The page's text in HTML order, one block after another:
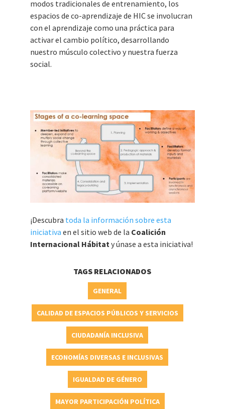
modos tradicionales de entrenamiento, los
espacios de co-aprendizaje de HIC se involucran
con el aprendizaje como una práctica para
activar el cambio político, desarrollando
nuestro músculo colectivo y nuestra fuerza
social.
¡Descubra toda la información sobre esta
iniciativa en el sitio web de la Coalición
Internacional Hábitat y únase a esta iniciativa!
TAGS RELACIONADOS
GENERAL
CALIDAD DE ESPACIOS PÚBLICOS Y SERVICIOS
CIUDADANÍA INCLUSIVA
ECONOMÍAS DIVERSAS E INCLUSIVAS
IGUALDAD DE GÉNERO
MAYOR PARTICIPACIÓN POLÍTICA